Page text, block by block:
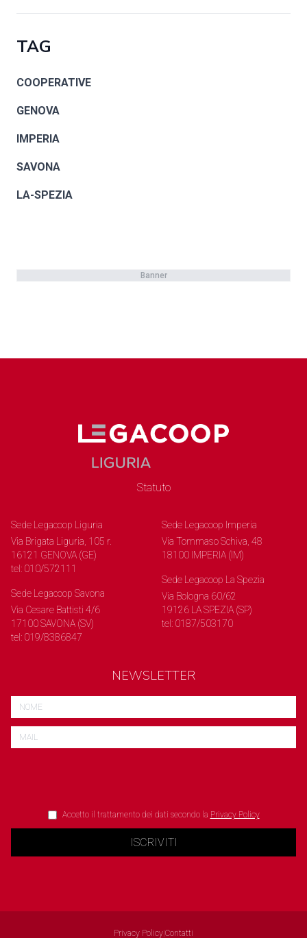
TAG
COOPERATIVE
GENOVA
IMPERIA
SAVONA
LA-SPEZIA
Banner
Statuto
Sede Legacoop Liguria
Via Brigata Liguria, 105 r.
16121 GENOVA (GE)
tel: 010/572111
Sede Legacoop Savona
Via Cesare Battisti 4/6
17100 SAVONA (SV)
tel: 019/8386847
Sede Legacoop Imperia
Via Tommaso Schiva, 48
18100 IMPERIA (IM)
Sede Legacoop La Spezia
Via Bologna 60/62
19126 LA SPEZIA (SP)
tel: 0187/503170
NEWSLETTER
Accetto il trattamento dei dati secondo la Privacy Policy
ISCRIVITI
Privacy Policy Contatti